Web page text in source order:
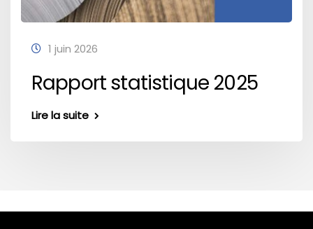
1 juin 2026
Rapport statistique 2025
Lire la suite